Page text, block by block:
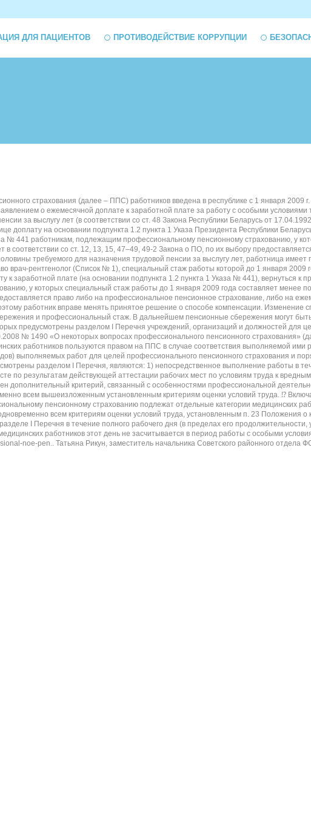
ДЛЯ ПАЦИЕНТОВ ПРОТИВОДЕЙСТВИЕ КОРРУПЦИИ
страхования (далее – ППС) работников введена в республике с 1 января
о ежемесячной доплате к заработной плате за работу с особыми
за выслугу лет (в соответствии со ст. 48 Закона Республики Беларусь от
доплату на основании подпункта 1.2 пункта 1 Указа Президента Республики
№ 441 работникам, подлежащим профессиональному пенсионному страхованию, у
в соответствии со ст. 12, 13, 15, 47–49, 49-2 Закона о ПО, по их выбору
требуемого для назначения трудовой пенсии за выслугу лет, работница
врач-рентгенолог (Список № 1), специальный стаж работы которой до 1 января
заработной плате (на основании подпункта 1.2 пункта 1 Указа № 441), вернуться
у которых специальный стаж работы до 1 января 2009 года составляет менее
право либо на профессиональное пенсионное страхование, либо на
работник вправе менять принятое решение о способе компенсации.
и профессиональный стаж. В дальнейшем пенсионные сбережения могут
предусмотрены разделом I Перечня учреждений, организаций и должностей для
№ 1490 «О некоторых вопросах профессионального пенсионного
работников пользуются правом на ППС в случае соответствия выполняемой
выполняемых работ для целей профессионального пенсионного страхования
разделом I Перечня, являются: 1) непосредственное выполнение работы в
по результатам действующей аттестации рабочих мест по условиям труда к
дополнительный критерий, связанный с особенностями профессиональной
всем вышеизложенным установленным критериям оценки условий труда. ⁉
пенсионному страхованию подлежат отдельные категории медицинских
всем критериям оценки условий труда, установленным п. 23
I Перечня в течение полного рабочего дня (в пределах его
работников этот день не засчитывается в период работы с особыми
noe-pen.. Татьяна Рикун, заместитель начальника Советского районного отдела